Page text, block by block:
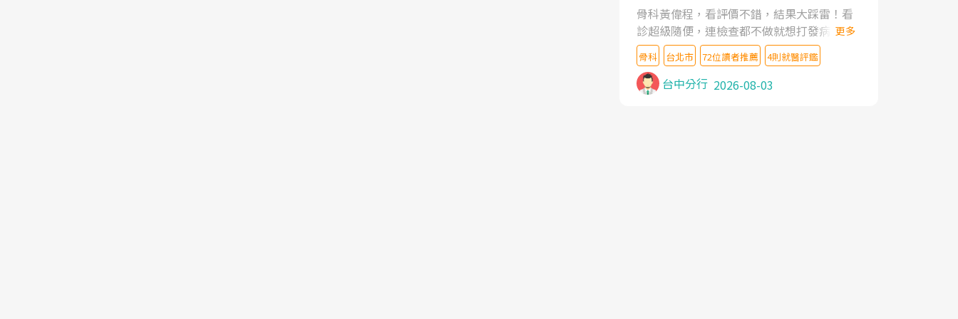
家,上網搜尋杜主任相關文章新聞跟網路評價
之後,下定決心飛回台北找杜醫師診治. 杜主
任的乾針跟增生治療真的很厲害,第一次乾針
就覺得整個肩頸鬆開,回家特別好睡,經過幾次
治療,長年頑疾已經好了大半,杜主任除了打針
超厲害,還會一直交代要改善姿勢跟好好做運
骨科黃偉程，看評價不錯，結果大踩雷！看
診超級隨便，連檢查都不做就想打發病人，
還好大的官威 ... 想詢問病情還被陰陽怪氣嘲
諷一番。可能好評帶來的大頭症，變得自負
不尊重病人。醫術也不行，畢竟連檢查都懶
得做，治療會有用才怪。大家避雷吧！
更多
骨科 台北市 72位讀者推薦 4則就醫評鑑
台中分行 2026-08-03